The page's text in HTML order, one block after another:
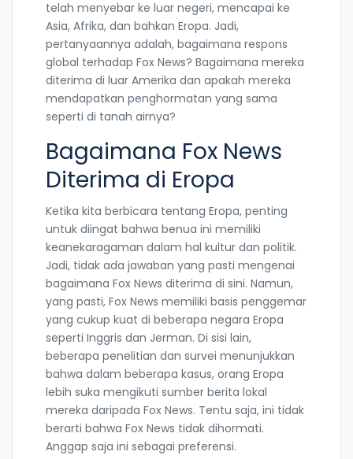
telah menyebar ke luar negeri, mencapai ke
Asia, Afrika, dan bahkan Eropa. Jadi,
pertanyaannya adalah, bagaimana respons
global terhadap Fox News? Bagaimana mereka
diterima di luar Amerika dan apakah mereka
mendapatkan penghormatan yang sama
seperti di tanah airnya?
Bagaimana Fox News
Diterima di Eropa
Ketika kita berbicara tentang Eropa, penting
untuk diingat bahwa benua ini memiliki
keanekaragaman dalam hal kultur dan politik.
Jadi, tidak ada jawaban yang pasti mengenai
bagaimana Fox News diterima di sini. Namun,
yang pasti, Fox News memiliki basis penggemar
yang cukup kuat di beberapa negara Eropa
seperti Inggris dan Jerman. Di sisi lain,
beberapa penelitian dan survei menunjukkan
bahwa dalam beberapa kasus, orang Eropa
lebih suka mengikuti sumber berita lokal
mereka daripada Fox News. Tentu saja, ini tidak
berarti bahwa Fox News tidak dihormati.
Anggap saja ini sebagai preferensi.